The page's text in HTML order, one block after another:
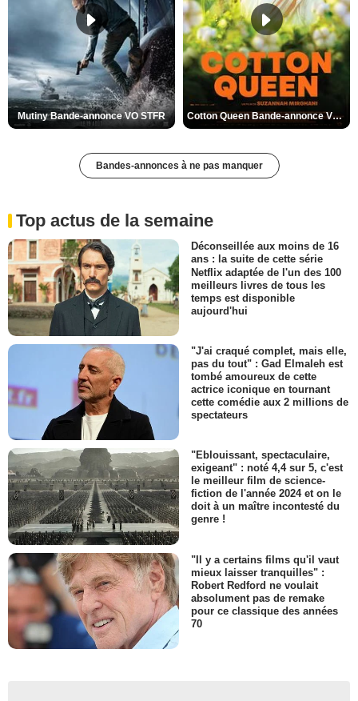
Mutiny Bande-annonce VO STFR Cotton Queen Bande-annonce VO STFR
Bandes-annonces à ne pas manquer
Top actus de la semaine
Déconseillée aux moins de 16
ans : la suite de cette série
Netflix adaptée de l'un des 100
meilleurs livres de tous les
temps est disponible
aujourd'hui
"J'ai craqué complet, mais elle,
pas du tout" : Gad Elmaleh est
tombé amoureux de cette
actrice iconique en tournant
cette comédie aux 2 millions de
spectateurs
"Eblouissant, spectaculaire,
exigeant" : noté 4,4 sur 5, c'est
le meilleur film de science-
fiction de l'année 2024 et on le
doit à un maître incontesté du
genre !
"Il y a certains films qu'il vaut
mieux laisser tranquilles" :
Robert Redford ne voulait
absolument pas de remake
pour ce classique des années
70